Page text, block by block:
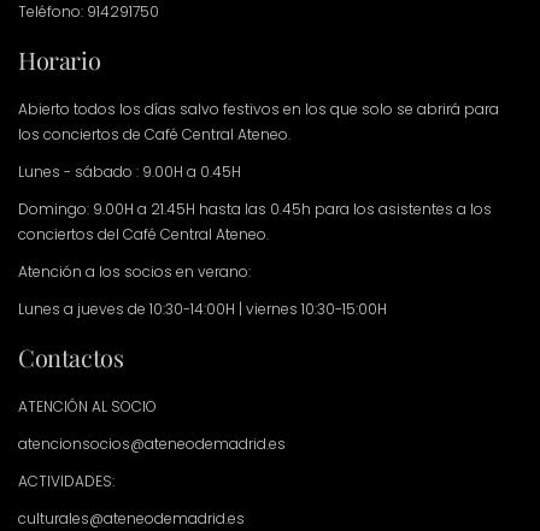
Teléfono: 914291750
Horario
Abierto todos los días salvo festivos en los que solo se abrirá para
los conciertos de Café Central Ateneo.
Lunes - sábado : 9.00H a 0.45H
Domingo: 9.00H a 21.45H hasta las 0.45h para los asistentes a los
conciertos del Café Central Ateneo.
Atención a los socios en verano:
Lunes a jueves de 10:30-14:00H | viernes 10:30-15:00H
Contactos
ATENCIÓN AL SOCIO
atencionsocios@ateneodemadrid.es
ACTIVIDADES:
culturales@ateneodemadrid.es